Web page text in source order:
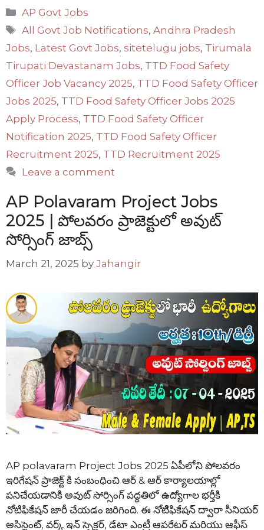
Categories
AP Govt Jobs
Tags
All Govt Job Notifications,Andhra Pradesh
Jobs, Latest Govt Jobs, sitetelugu jobs, Tirumala
Tirupati Devastanam Jobs, TTD Food Safety
Officer Job Vacancy 2025, TTD Food Safety Officer
Jobs 2025, TTD Food Safety Officer Jobs 2025
Apply Process, TTD Food Safety Officer
Notification 2025, TTD Food Safety Officer
Recruitment 2025, TTD Recruitment 2025
Leave a comment
AP Polavaram Project Jobs
2025 | పోలవరం ప్రాజెక్టులో అవుట్
సోర్సింగ్ జాబ్స్
March 21, 2025 by Jahangir
AP polavaram Project Jobs 2025 ఏపీలోని పోలవరం
ఇరిగేషన్ ప్రాజెక్ట్ కి సంబంధించి ఆర్ & ఆర్ కార్యాలయాల్లో
పనిచేయడానికి అవుట్ సోర్సింగ్ పద్ధతిలో ఉద్యోగాల భర్తీకి
నోటిఫికేషన్ జారీ చేయడం జరిగింది. ఈ నోటిిఫికేషన్ ద్వారా సీనియర్
అసిస్టెంట్, వర్క్ ఇన్ స్పెక్టర్, డేటా ఎంట్రీ ఆపరేటర్ మరియు ఆఫీస్